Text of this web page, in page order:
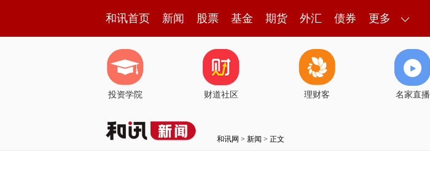
和讯首页 新闻 股票 基金 期货 外汇 债券 更多
投资学院 财道社区 理财客 名家直播
和讯网 > 新闻 > 正文